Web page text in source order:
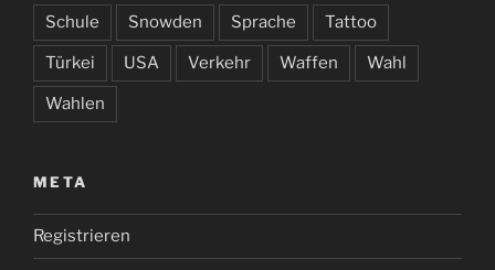
Schule Snowden Sprache Tattoo
Türkei USA Verkehr Waffen Wahl
Wahlen
META
Registrieren